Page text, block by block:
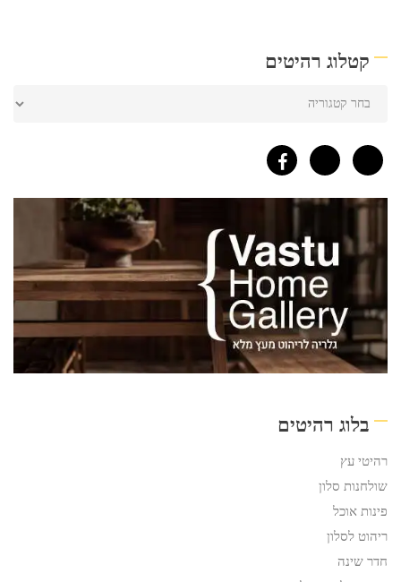
קטלוג רהיטים
בלוג רהיטים
רהיטי עץ
שולחנות סלון
פינות אוכל
ריהוט לסלון
חדר שינה